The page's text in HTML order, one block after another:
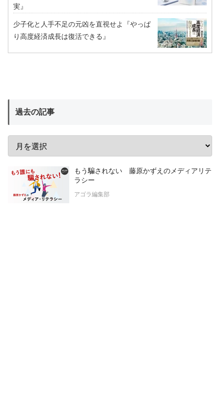
実』
少子化と人手不足の元凶を直視せよ『やっぱ
り高度経済成長は復活できる』
過去の記事
もう騙されない 藤原かずえのメディアリテ
ラシー
アゴラ編集部